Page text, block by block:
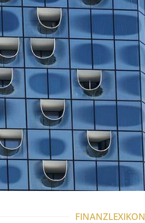
FINANZLEXIKON